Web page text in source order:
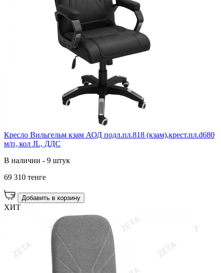
Кресло Вильгельм кзам АОД подл.пл.818 (кзам),крест.пл.d680
м/п, кол JL, ДДС
В наличии - 9 штук
69 310 тенге
Добавить в корзину
ХИТ